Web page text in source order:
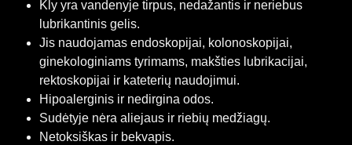
Kly yra vandenyje tirpus, nedažantis ir neriebus
lubrikantinis gelis.
Jis naudojamas endoskopijai, kolonoskopijai,
ginekologiniams tyrimams, makšties lubrikacijai,
rektoskopijai ir kateterių naudojimui.
Hipoalerginis ir nedirgina odos.
Sudėtyje nėra aliejaus ir riebių medžiagų.
Netoksiškas ir bekvapis.